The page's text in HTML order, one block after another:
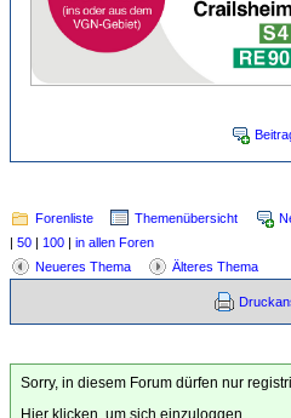
Forenliste
Themenübersicht
| 50 | 100 | in allen Foren
Neueres Thema
Älteres Thema
Sorry, in diesem Forum dürfen nur
Hier klicken, um sich einzuloggen